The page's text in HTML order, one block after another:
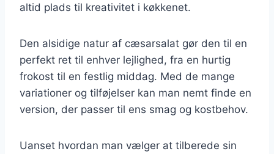
altid plads til kreativitet i køkkenet.
Den alsidige natur af cæsarsalat gør den til en
perfekt ret til enhver lejlighed, fra en hurtig
frokost til en festlig middag. Med de mange
variationer og tilføjelser kan man nemt finde en
version, der passer til ens smag og kostbehov.
Uanset hvordan man vælger at tilberede sin